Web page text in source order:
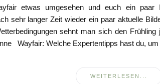
etwas umgesehen und euch ein paar
sehr langer Zeit wieder ein paar aktuelle
sehnt man sich den
Wayfair: Welche Expertentipps hast du,
WEITERLESEN...